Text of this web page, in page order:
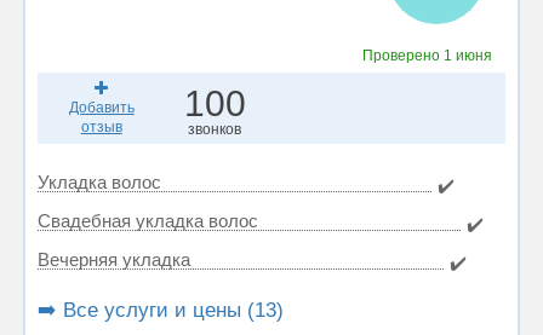
Проверено 1 июня
Добавить
отзыв
100
звонков
Укладка волос
✔️
Свадебная укладка волос
✔️
Вечерняя укладка
✔️
➡️ Все услуги и цены (13)